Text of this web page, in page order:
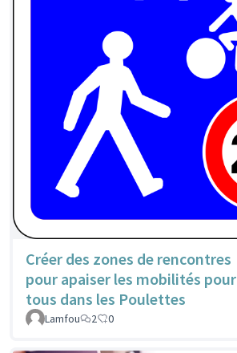
Créer des zones de rencontres
pour apaiser les mobilités pour
tous dans les Poulettes
Lamfou 2 0